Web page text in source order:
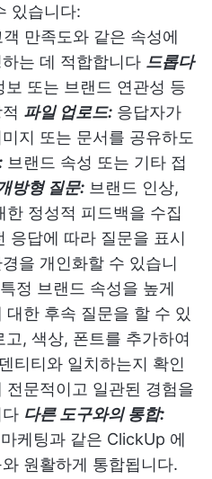
있습니다:
만족도와 같은 속성에
는 데 적합합니다 드롭다
보 또는 브랜드 연관성 등
파일 업로드: 응답자가
지 또는 문서를 공유하도
브랜드 속성 또는 기타 접
방형 질문: 브랜드 인상,
정성적 피드백을 수집
응답에 따라 질문을 표시
을 개인화할 수 있습니
정 브랜드 속성을 높게
한 후속 질문을 할 수 있
고, 색상, 폰트를 추가하여
티티와 일치하는지 확인
문적이고 일관된 경험을
다른 도구와의 통합:
케팅과 같은 ClickUp 에
원활하게 통합됩니다.